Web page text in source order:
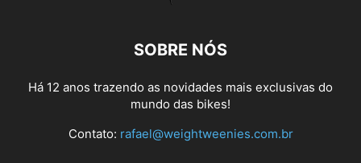
SOBRE NÓS
Há 12 anos trazendo as novidades mais exclusivas do
mundo das bikes!
Contato: rafael@weightweenies.com.br